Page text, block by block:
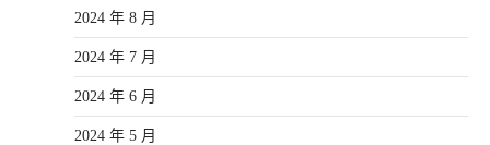
2024 年 8 月
2024 年 7 月
2024 年 6 月
2024 年 5 月